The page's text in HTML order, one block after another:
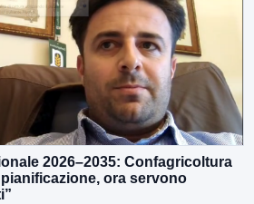
2026–2035: Confagricoltura
ora servono